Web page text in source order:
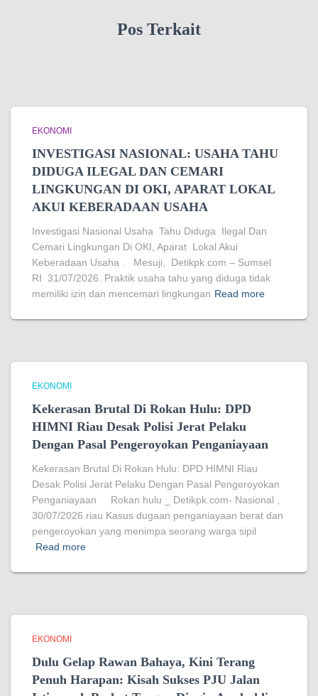
Pos Terkait
EKONOMI
INVESTIGASI NASIONAL: USAHA TAHU
DIDUGA ILEGAL DAN CEMARI
LINGKUNGAN DI OKI, APARAT LOKAL
AKUI KEBERADAAN USAHA
Investigasi Nasional Usaha Tahu Diduga Ilegal Dan
Cemari Lingkungan Di OKI, Aparat Lokal Akui
Keberadaan Usaha . Mesuji, Detikpk.com – Sumsel
RI 31/07/2026. Praktik usaha tahu yang diduga tidak
memiliki izin dan mencemari lingkungan Read more
EKONOMI
Kekerasan Brutal Di Rokan Hulu: DPD
HIMNI Riau Desak Polisi Jerat Pelaku
Dengan Pasal Pengeroyokan Penganiayaan
Kekerasan Brutal Di Rokan Hulu: DPD HIMNI Riau
Desak Polisi Jerat Pelaku Dengan Pasal Pengeroyokan
Penganiayaan Rokan hulu _ Detikpk.com- Nasional ,
30/07/2026.riau Kasus dugaan penganiayaan berat dan
pengeroyokan yang menimpa seorang warga sipil
Read more
EKONOMI
Dulu Gelap Rawan Bahaya, Kini Terang
Penuh Harapan: Kisah Sukses PJU Jalan